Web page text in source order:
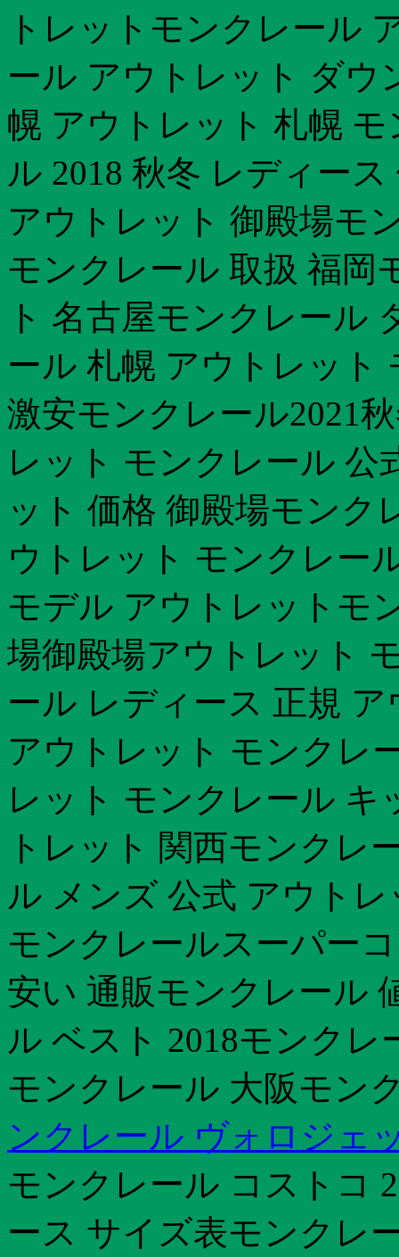
トレットモンクレール
ール アウトレット ダウ
幌 アウトレット 札幌
ル 2018 秋冬 レディー
アウトレット 御殿場モ
モンクレール 取扱 福岡
ト 名古屋モンクレール
ール 札幌 アウトレット
激安モンクレール2021
レット モンクレール 公
ット 価格 御殿場モンク
ウトレット モンクレー
モデル アウトレットモ
場御殿場アウトレット
ール レディース 正規
アウトレット モンクレ
レット モンクレール
トレット 関西モンクレ
ル メンズ 公式 アウト
モンクレールスーパー
安い 通販モンクレール
ル ベスト 2018モンク
モンクレール 大阪モン
ンクレール ヴォロジェ
モンクレール コストコ
ース サイズ表モンクレ